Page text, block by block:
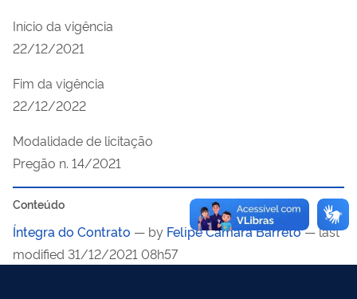
Início da vigência
22/12/2021
Fim da vigência
22/12/2022
Modalidade de licitação
Pregão n. 14/2021
Conteúdo
Íntegra do Contrato — by Felipe Câmara Barreto— last
modified 31/12/2021 08h57